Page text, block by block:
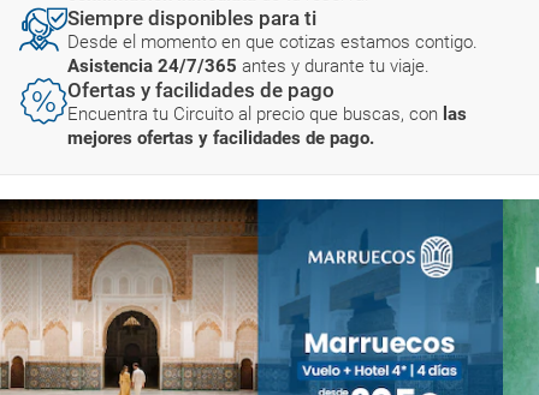
Siempre disponibles para ti
Desde el momento en que cotizas estamos contigo.
Asistencia 24/7/365 antes y durante tu viaje.
Ofertas y facilidades de pago
Encuentra tu Circuito al precio que buscas, con las
mejores ofertas y facilidades de pago.